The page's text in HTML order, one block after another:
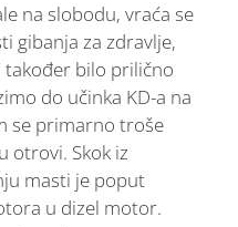
na slobodu, vraća se
gibanja za zdravlje,
također bilo prilično
do učinka KD-a na
se primarno troše
otrovi. Skok iz
masti je poput
u dizel motor.